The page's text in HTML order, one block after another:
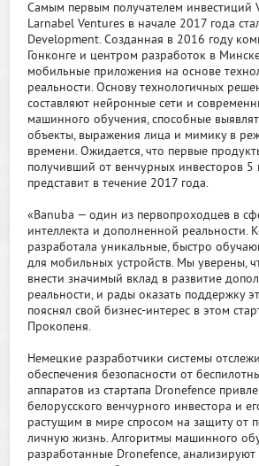
Самым первым получателем инвестиций
Larnabel Ventures в начале 2017 года
Development. Созданная в 2016 году
Гонконге и центром разработок в
мобильные приложения на основе
реальности. Основу технологичных
составляют нейронные сети и
машинного обучения, способные
объекты, выражения лица и мимику в
времени. Ожидается, что первые
получивший от венчурных инвесторов 5
представит в течение 2017 года.
«Banuba — один из первопроходцев в
интеллекта и дополненной реальности.
разработала уникальные, быстро
для мобильных устройств. Мы уверены,
внести значимый вклад в развитие
реальности, и рады оказать поддержку
пояснял свой бизнес-интерес в этом
Прокопеня.
Немецкие разработчики системы
обеспечения безопасности от
аппаратов из стартапа Dronefence
белорусского венчурного инвестора и
растущим в мире спросом на защиту от
личную жизнь. Алгоритмы машинного
разработанные Dronefence,